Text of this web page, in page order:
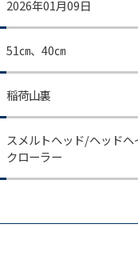
2026年01月09日
51㎝、40㎝
稲荷山裏
スメルトヘッド/ヘッド
クローラー